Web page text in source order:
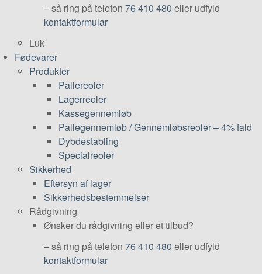
– så ring på telefon 76 410 480 eller udfyld
kontaktformular
Luk
Fødevarer
Produkter
Pallereoler
Lagerreoler
Kassegennemløb
Pallegennemløb / Gennemløbsreoler – 4% fald
Dybdestabling
Specialreoler
Sikkerhed
Eftersyn af lager
Sikkerhedsbestemmelser
Rådgivning
Ønsker du rådgivning eller et tilbud?
– så ring på telefon 76 410 480 eller udfyld
kontaktformular